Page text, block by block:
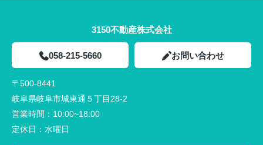
3150不動産株式会社
058-215-5660 お問い合わせ
〒500-8441
岐阜県岐阜市城東通５丁目28-2
営業時間： 10:00~18:00
定休日： 水曜日